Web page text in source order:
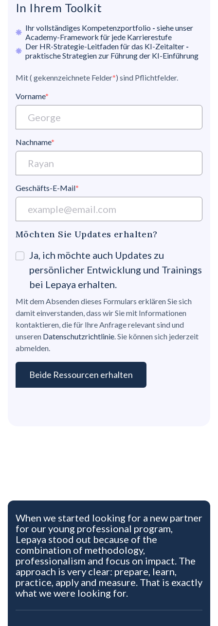
In Ihrem Toolkit
Ihr vollständiges Kompetenzportfolio - siehe unser
Academy-Framework für jede Karrierestufe
Der HR-Strategie-Leitfaden für das KI-Zeitalter -
praktische Strategien zur Führung der KI-Einführung
Mit ( gekennzeichnete Felder*) sind Pflichtfelder.
Vorname*
Nachname*
Geschäfts-E-Mail*
Möchten Sie Updates erhalten?
Ja, ich möchte auch Updates zu
persönlicher Entwicklung und Trainings
bei Lepaya erhalten.
Mit dem Absenden dieses Formulars erklären Sie sich
damit einverstanden, dass wir Sie mit Informationen
kontaktieren, die für Ihre Anfrage relevant sind und
unseren Datenschutzrichtlinie. Sie können sich jederzeit
abmelden.
When we started looking for a new partner
for our young professional program,
Lepaya stood out because of the
combination of methodology,
professionalism and focus on impact. The
approach is very clear: prepare, learn,
practice, apply and measure. That is exactly
what we were looking for.